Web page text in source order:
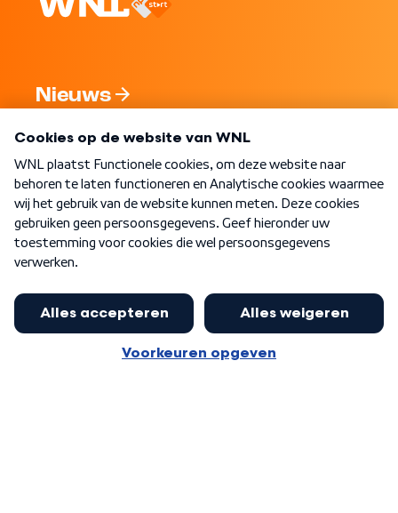
Nieuws
Nieuwsbrief
Word Lid